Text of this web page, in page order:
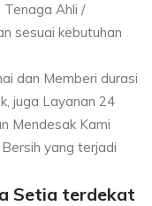
Tenaga Ahli /
sesuai kebutuhan
dan Memberi durasi
juga Layanan 24
Mendesak Kami
yang terjadi
Setia terdekat